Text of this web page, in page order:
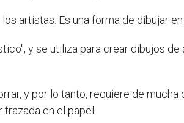
artistas. Es una forma de dibujar
y se utiliza para crear dibujos de
y por lo tanto, requiere de
en el papel.